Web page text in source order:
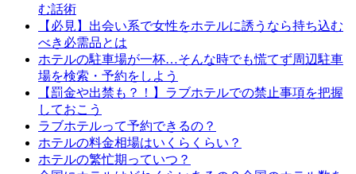
む話術
【必見】出会い系で女性をホテルに誘うなら持ち込む
べき必需品とは
ホテルの駐車場が一杯…そんな時でも慌てず周辺駐車
場を検索・予約をしよう
【罰金や出禁も？！】ラブホテルでの禁止事項を把握
しておこう
ラブホテルって予約できるの？
ホテルの料金相場はいくらくらい？
ホテルの繁忙期っていつ？